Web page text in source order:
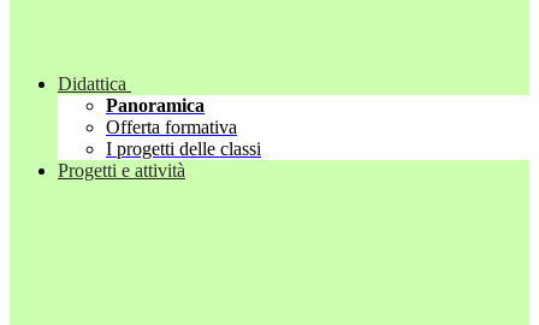
Didattica
Panoramica
Offerta formativa
I progetti delle classi
Progetti e attività